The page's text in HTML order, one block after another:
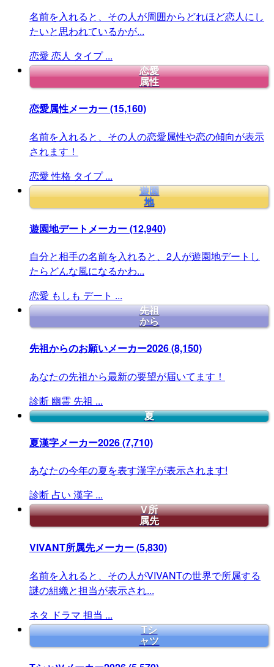
名前を入れると、その人が周囲からどれほど恋人にし
たいと思われているかが...
恋愛 恋人 タイプ ...
恋愛
属性
恋愛属性メーカー(15,160)
名前を入れると、その人の恋愛属性や恋の傾向が表示
されます！
恋愛 性格 タイプ ...
遊園
地
遊園地デートメーカー(12,940)
自分と相手の名前を入れると、2人が遊園地デートし
たらどんな風になるかわ...
恋愛 もしも デート ...
先祖
から
先祖からのお願いメーカー2026(8,150)
あなたの先祖から最新の要望が届いてます！
診断 幽霊 先祖 ...
夏
夏漢字メーカー2026(7,710)
あなたの今年の夏を表す漢字が表示されます!
診断 占い 漢字 ...
V所
属先
VIVANT所属先メーカー(5,830)
名前を入れると、その人がVIVANTの世界で所属する
謎の組織と担当が表示され...
ネタ ドラマ 担当 ...
Tシ
ャツ